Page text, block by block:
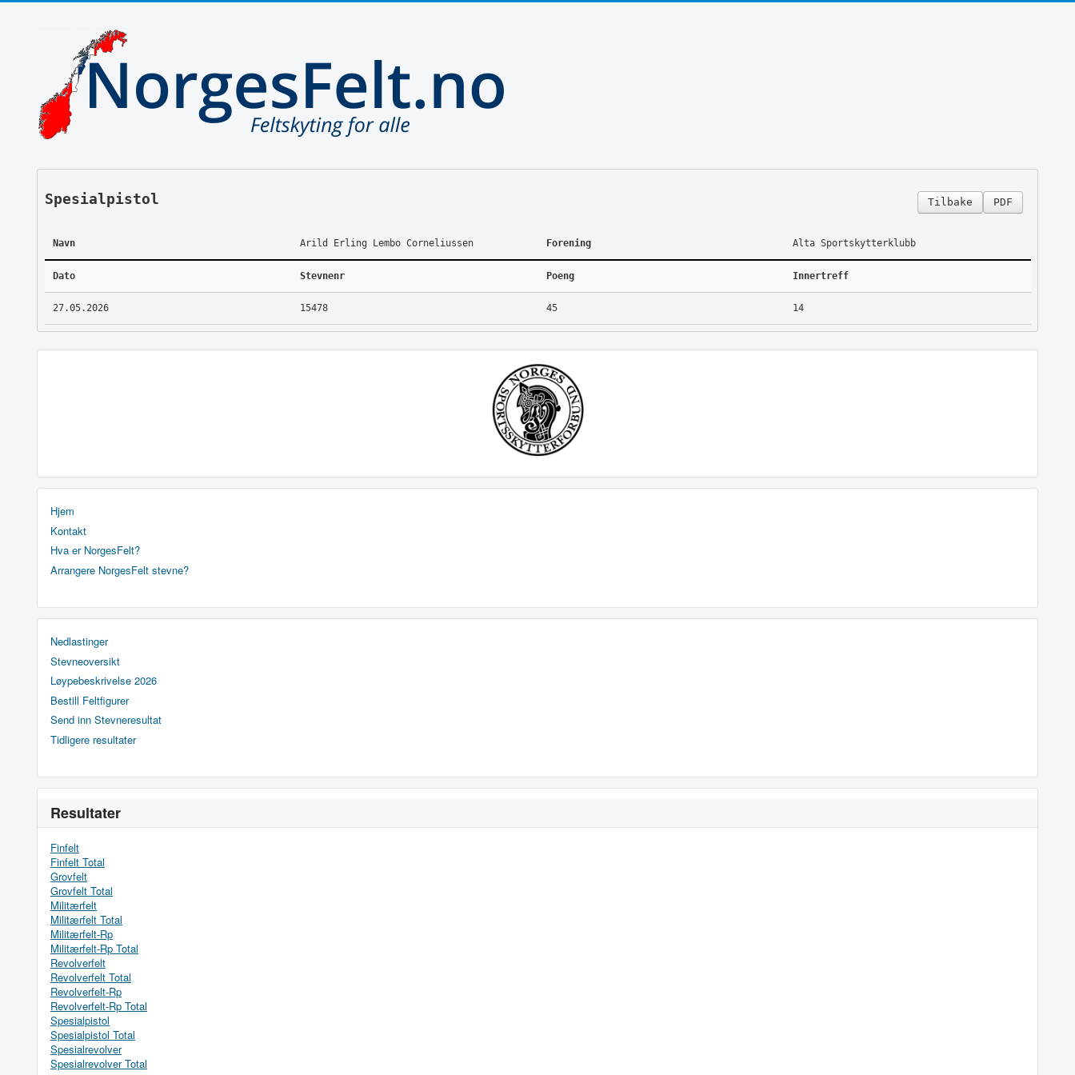
PDF
Tilbake
Spesialpistol
Navn Arild Erling Lembo Corneliussen Forening Alta Sportskytterklubb
Dato Stevnenr Poeng Innertreff
27.05.2026 15478 45 14
Hjem
Kontakt
Hva er NorgesFelt?
Arrangere NorgesFelt stevne?
Nedlastinger
Stevneoversikt
Løypebeskrivelse 2026
Bestill Feltfigurer
Send inn Stevneresultat
Tidligere resultater
Resultater
Finfelt
Finfelt Total
Grovfelt
Grovfelt Total
Militærfelt
Militærfelt Total
Militærfelt-Rp
Militærfelt-Rp Total
Revolverfelt
Revolverfelt Total
Revolverfelt-Rp
Revolverfelt-Rp Total
Spesialpistol
Spesialpistol Total
Spesialrevolver
Spesialrevolver Total